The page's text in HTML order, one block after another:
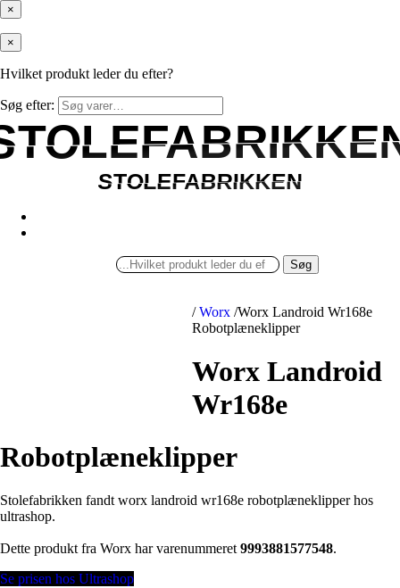
×
×
Hvilket produkt leder du efter?
Søg efter:
STOLEFABRIKKEN
STOLEFABRIKKEN
Søg
/ Worx /Worx Landroid Wr168e
Robotplæneklipper
Worx Landroid
Wr168e
Robotplæneklipper
Stolefabrikken fandt worx landroid wr168e robotplæneklipper hos
ultrashop.
Dette produkt fra Worx har varenummeret9993881577548.
Se prisen hos Ultrashop